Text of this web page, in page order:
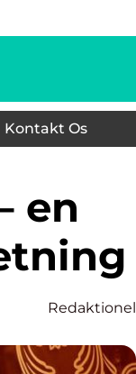
Kontakt Os
Redaktionel